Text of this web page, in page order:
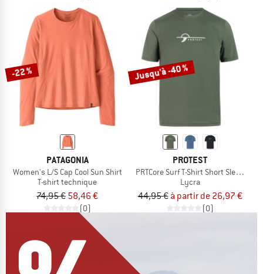
-22 %
PATAGONIA
Women's L/S Cap Cool Sun Shirt
T-shirt technique
74,95 € 58,46 €
(0)
Jusqu'à -40 %
PROTEST
PRTCore Surf T-Shirt Short Sleeves
Lycra
44,95 € à partir de 26,97 €
(0)